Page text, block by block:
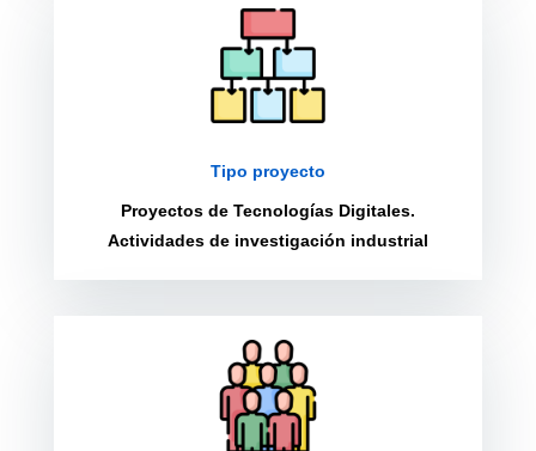
Tipo proyecto
Proyectos de Tecnologías Digitales.
Actividades de investigación industrial